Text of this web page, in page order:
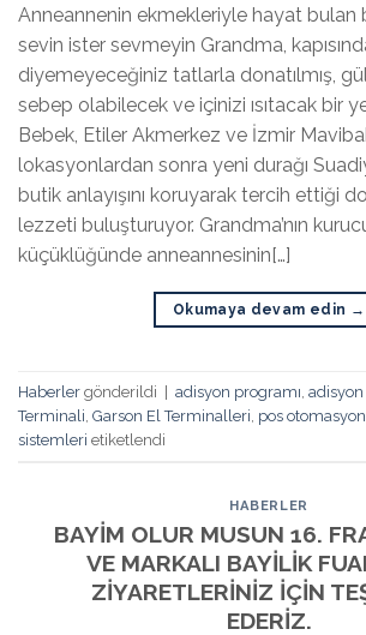
Anneannenin ekmekleriyle hayat bulan
sevin ister sevmeyin Grandma,
diyemeyeceğiniz tatlarla donatılmış,
sebep olabilecek ve içinizi ısıtacak bir
Bebek, Etiler Akmerkez ve İzmir
lokasyonlardan sonra yeni durağı
butik anlayışını koruyarak tercih ettiği
lezzeti buluşturuyor. Grandma’nın
küçüklüğünde anneannesinin[…]
Okumaya devam edin →
Haberler gönderildi | adisyon programı
Terminali Garson El Terminalleri pos
sistemleri etiketlendi
HABERLER
BAYİM OLUR MUSUN 16.
VE MARKALI BAYİLİK
ZİYARETLERİNİZ İÇİN
EDERİZ.